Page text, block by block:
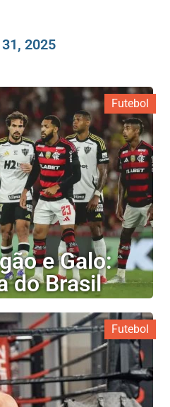
2025
Futebol
e Galo:
do Brasil
Futebol